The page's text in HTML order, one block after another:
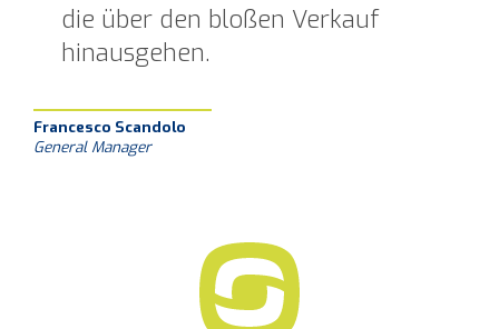
die über den bloßen Verkauf
hinausgehen.
Francesco Scandolo
General Manager